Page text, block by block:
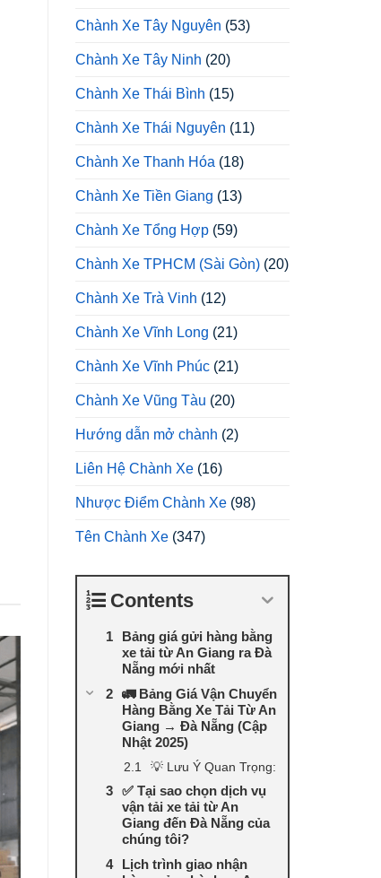
Chành Xe Tây Nguyên (53)
Chành Xe Tây Ninh (20)
Chành Xe Thái Bình (15)
Chành Xe Thái Nguyên (11)
Chành Xe Thanh Hóa (18)
Chành Xe Tiền Giang (13)
Chành Xe Tổng Hợp (59)
Chành Xe TPHCM (Sài Gòn) (20)
Chành Xe Trà Vinh (12)
Chành Xe Vĩnh Long (21)
Chành Xe Vĩnh Phúc (21)
Chành Xe Vũng Tàu (20)
Hướng dẫn mở chành (2)
Liên Hệ Chành Xe (16)
Nhược Điểm Chành Xe (98)
Tên Chành Xe (347)
Contents
Bảng giá gửi hàng bằng
xe tải từ An Giang ra Đà
Nẵng mới nhất
🚛 Bảng Giá Vận Chuyển
Hàng Bằng Xe Tải Từ An
Giang → Đà Nẵng (Cập
Nhật 2025)
💡 Lưu Ý Quan Trọng:
✅ Tại sao chọn dịch vụ
vận tải xe tải từ An
Giang đến Đà Nẵng của
chúng tôi?
Lịch trình giao nhận